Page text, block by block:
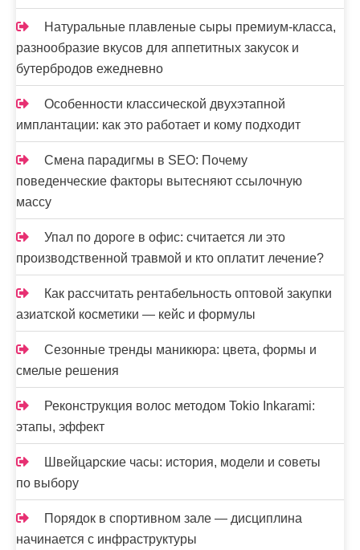
Натуральные плавленые сыры премиум-класса,
разнообразие вкусов для аппетитных закусок и
бутербродов ежедневно
Особенности классической двухэтапной
имплантации: как это работает и кому подходит
Смена парадигмы в SEO: Почему
поведенческие факторы вытесняют ссылочную
массу
Упал по дороге в офис: считается ли это
производственной травмой и кто оплатит лечение?
Как рассчитать рентабельность оптовой закупки
азиатской косметики — кейс и формулы
Сезонные тренды маникюра: цвета, формы и
смелые решения
Реконструкция волос методом Tokio Inkarami:
этапы, эффект
Швейцарские часы: история, модели и советы
по выбору
Порядок в спортивном зале — дисциплина
начинается с инфраструктуры